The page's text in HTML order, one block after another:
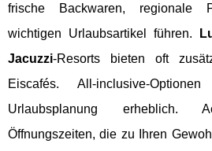
frische Backwaren, regionale
wichtigen Urlaubsartikel führen.
Jacuzzi-Resorts bieten oft
Eiscafés. All-inclusive-
Urlaubsplanung
Öffnungszeiten, die zu Ihren